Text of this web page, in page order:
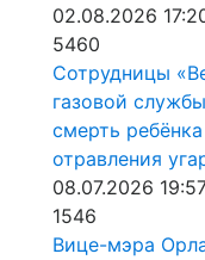
02.08.2026
5460
Сотрудницы
газовой
смерть
отравления
08.07.2026
1546
Вице-мэра